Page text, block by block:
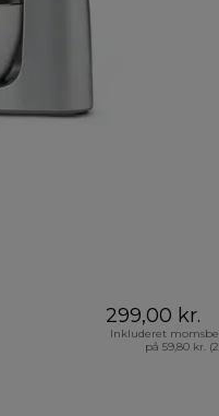
299,00 kr.
Inkluderet
på 59,80 kr.